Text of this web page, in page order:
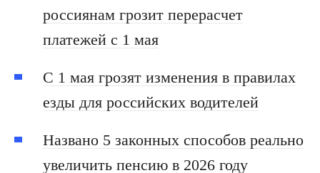
россиянам грозит перерасчет
платежей с 1 мая
С 1 мая грозят изменения в правилах
езды для российских водителей
Названо 5 законных способов реально
увеличить пенсию в 2026 году